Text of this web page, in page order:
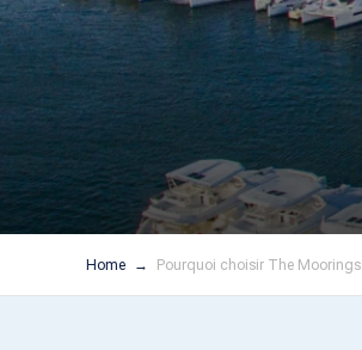
Home Pourquoi choisir The Moorings